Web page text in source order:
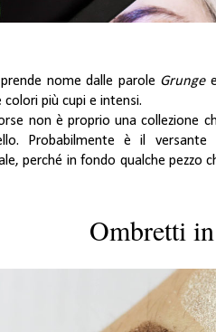
nome dalle parole Grunge
più cupi e intensi.
non è proprio una collezione
Probabilmente è il
perché in fondo qualche pezzo
Ombretti